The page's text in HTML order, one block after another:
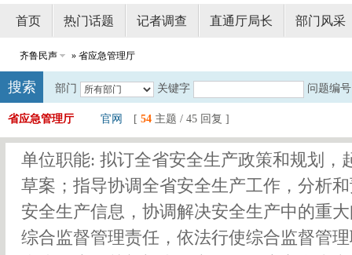
首页 热门话题 记者调查 直通厅局长 部门风采
齐鲁民声 » 省应急管理厅
搜索 部门 关键字 问题编号
省应急管理厅 官网 [ 54 主题 / 45 回复 ]
单位职能: 拟订全省安全生产政策和规划，
草案；指导协调全省安全生产工作，分析
安全生产信息，协调解决安全生产中的重
综合监督管理责任，依法行使综合监督管